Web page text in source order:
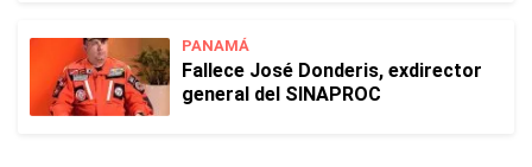
PANAMÁ
Fallece José Donderis, exdirector
general del SINAPROC